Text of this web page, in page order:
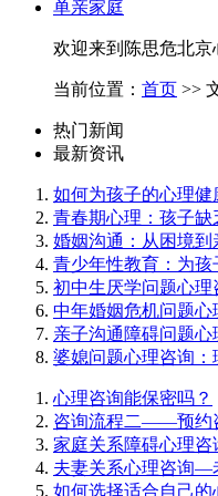
单亲家庭
欢迎来到陈思危北京
当前位置： 首页 >>
热门新闻
最新资讯
如何为孩子的心理健
青春期心理：孩子缺
婚姻沟通：从困境到
青少年性教育：为孩
初中生厌学问题心
中年婚姻危机问题
亲子沟通障碍问题
婆媳问题心理咨询
心理咨询能保密吗？
咨询流程二——预约
家庭关系障碍心理
夫妻关系心理咨询—
如何选择适合自己的